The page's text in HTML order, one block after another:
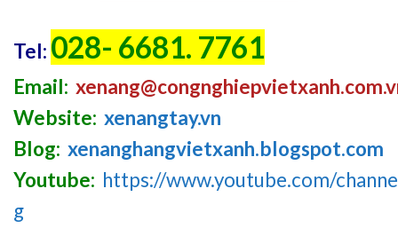
Tel: 028- 6681. 7761
Email: xenang@congnghiepvietxanh.com.v
Website: xenangtay.vn
Blog: xenanghangvietxanh.blogspot.com
Youtube: https://www.youtube.com/
g